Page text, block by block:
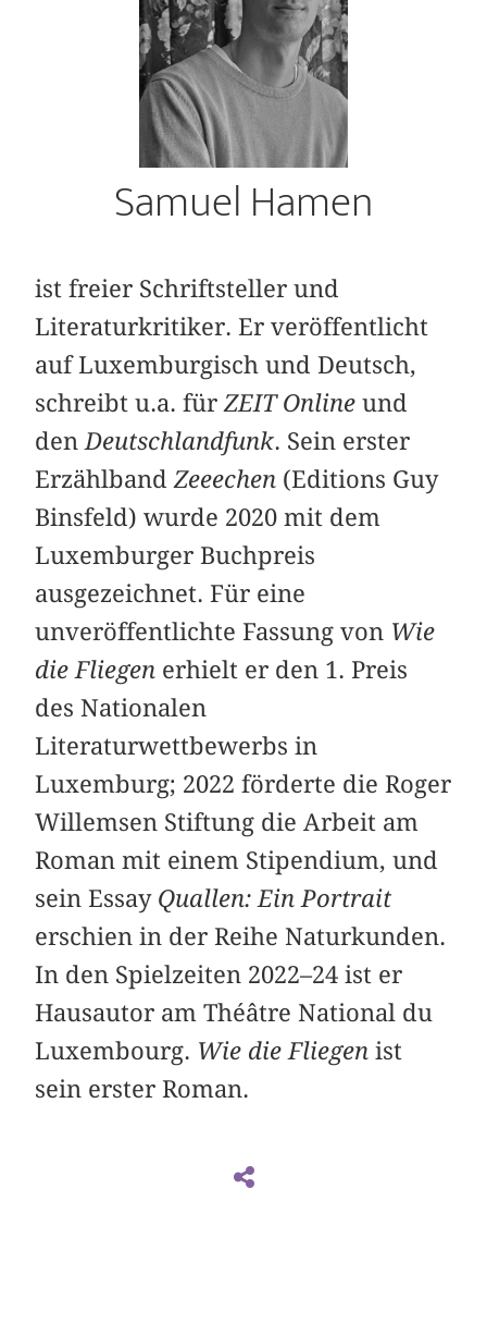
Samuel Hamen
ist freier Schriftsteller und
Literaturkritiker. Er veröffentlicht
auf Luxemburgisch und Deutsch,
schreibt u.a. fürZEIT Online und
den Deutschlandfunk. Sein erster
ErzählbandZeeechen (Editions Guy
Binsfeld) wurde 2020 mit dem
Luxemburger Buchpreis
ausgezeichnet. Für eine
unveröffentlichte Fassung von Wie
die Fliegen erhielt er den 1. Preis
des Nationalen
Literaturwettbewerbs in
Luxemburg; 2022 förderte die Roger
Willemsen Stiftung die Arbeit am
Roman mit einem Stipendium, und
sein Essay Quallen: Ein Portrait
erschien in der Reihe Naturkunden.
In den Spielzeiten 2022–24 ist er
Hausautor am Théâtre National du
Luxembourg. Wie die Fliegen ist
sein erster Roman.